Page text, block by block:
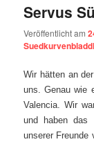
Servus
Veröffentlicht am
Suedkurvenbladdl
Wir hätten an
uns. Genau wie
Valencia. Wir
und haben das
unserer Freunde